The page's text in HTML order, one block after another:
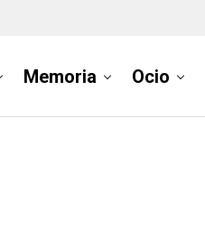
Memoria Ocio